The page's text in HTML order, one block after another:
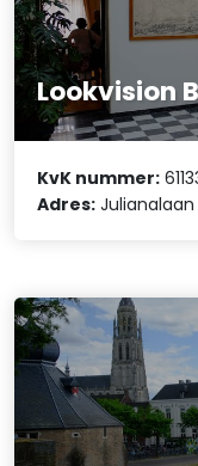
Lookvision
KvK nummer:
Adres: Julianalaan